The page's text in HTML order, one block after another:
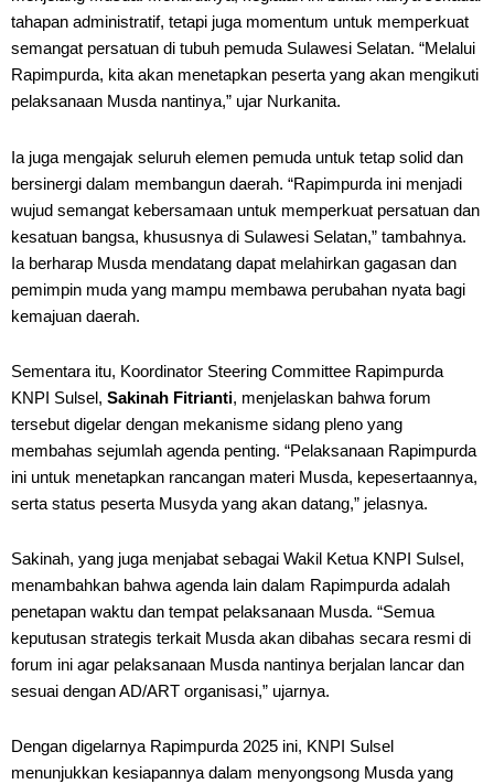
tahapan administratif, tetapi juga momentum untuk memperkuat
semangat persatuan di tubuh pemuda Sulawesi Selatan. “Melalui
Rapimpurda, kita akan menetapkan peserta yang akan mengikuti
pelaksanaan Musda nantinya,” ujar Nurkanita.
Ia juga mengajak seluruh elemen pemuda untuk tetap solid dan
bersinergi dalam membangun daerah. “Rapimpurda ini menjadi
wujud semangat kebersamaan untuk memperkuat persatuan dan
kesatuan bangsa, khususnya di Sulawesi Selatan,” tambahnya.
Ia berharap Musda mendatang dapat melahirkan gagasan dan
pemimpin muda yang mampu membawa perubahan nyata bagi
kemajuan daerah.
Sementara itu, Koordinator Steering Committee Rapimpurda
KNPI Sulsel, Sakinah Fitrianti, menjelaskan bahwa forum
tersebut digelar dengan mekanisme sidang pleno yang
membahas sejumlah agenda penting. “Pelaksanaan Rapimpurda
ini untuk menetapkan rancangan materi Musda, kepesertaannya,
serta status peserta Musyda yang akan datang,” jelasnya.
Sakinah, yang juga menjabat sebagai Wakil Ketua KNPI Sulsel,
menambahkan bahwa agenda lain dalam Rapimpurda adalah
penetapan waktu dan tempat pelaksanaan Musda. “Semua
keputusan strategis terkait Musda akan dibahas secara resmi di
forum ini agar pelaksanaan Musda nantinya berjalan lancar dan
sesuai dengan AD/ART organisasi,” ujarnya.
Dengan digelarnya Rapimpurda 2025 ini, KNPI Sulsel
menunjukkan kesiapannya dalam menyongsong Musda yang